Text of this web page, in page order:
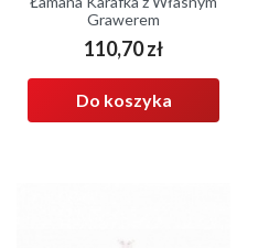
Grawerem
Cena
110,70 zł
Do koszyka